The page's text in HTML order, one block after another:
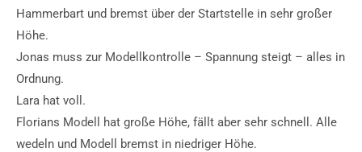
Hammerbart und bremst über der Startstelle in sehr großer
Höhe.
Jonas muss zur Modellkontrolle – Spannung steigt – alles in
Ordnung.
Lara hat voll.
Florians Modell hat große Höhe, fällt aber sehr schnell. Alle
wedeln und Modell bremst in niedriger Höhe.